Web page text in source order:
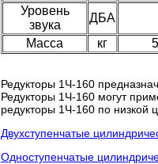
Уровень
звука
ДБА
Масса
кг
Редукторы 1Ч-160
Редукторы 1Ч-160 могут
редукторы 1Ч-160 по низкой
Двухступенчатые
Одноступенчатые